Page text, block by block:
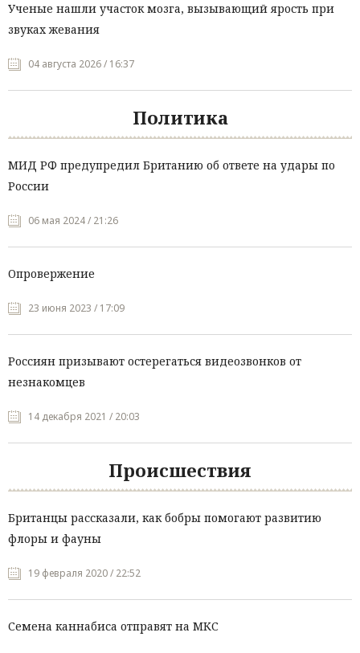
Ученые нашли участок мозга, вызывающий ярость при
звуках жевания
04 августа 2026 / 16:37
Политика
МИД РФ предупредил Британию об ответе на удары по
России
06 мая 2024 / 21:26
Опровержение
23 июня 2023 / 17:09
Россиян призывают остерегаться видеозвонков от
незнакомцев
14 декабря 2021 / 20:03
Происшествия
Британцы рассказали, как бобры помогают развитию
флоры и фауны
19 февраля 2020 / 22:52
Семена каннабиса отправят на МКС